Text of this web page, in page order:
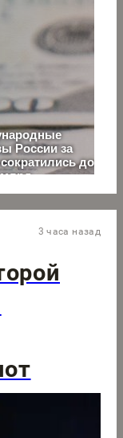
3 часа назад